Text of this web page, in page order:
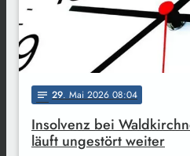
notes 29. Mai 2026 08:04
Insolvenz bei
läuft ungestört weiter